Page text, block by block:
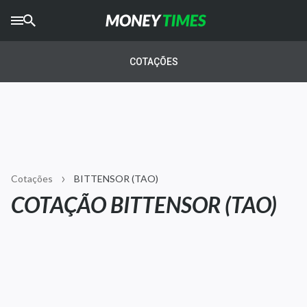
AGROTIMES
Newsletters
Money Trader
COTAÇÕES
Cotações BITTENSOR (TAO)
COTAÇÃO BITTENSOR (TAO)